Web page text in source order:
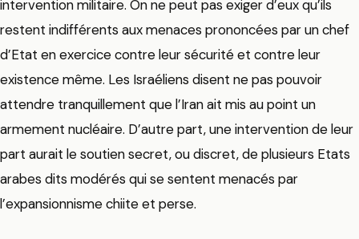
intervention militaire. On ne peut pas exiger d’eux qu’ils
restent indifférents aux menaces prononcées par un chef
d’Etat en exercice contre leur sécurité et contre leur
existence même. Les Israéliens disent ne pas pouvoir
attendre tranquillement que l’Iran ait mis au point un
armement nucléaire. D’autre part, une intervention de leur
part aurait le soutien secret, ou discret, de plusieurs Etats
arabes dits modérés qui se sentent menacés par
l’expansionnisme chiite et perse.